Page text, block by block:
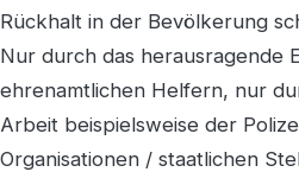
Rückhalt in der Bevölkerung
Nur durch das herausragende
ehrenamtlichen Helfern, nur
Arbeit beispielsweise der
Organisationen / staatlichen